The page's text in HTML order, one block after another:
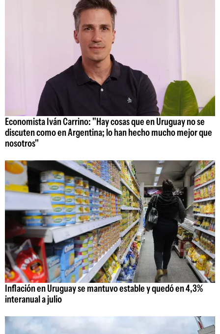
Economista Iván Carrino: "Hay cosas que en Uruguay no se
discuten como en Argentina; lo han hecho mucho mejor que
nosotros"
Inflación en Uruguay se mantuvo estable y quedó en 4,3%
interanual a julio